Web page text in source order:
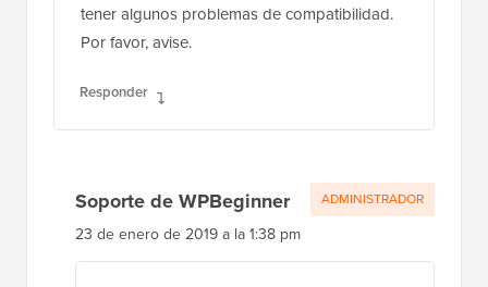
tener algunos problemas de compatibilidad.
Por favor, avise.
Responder
Soporte de WPBeginner
23 de enero de 2019 a la 1:38 pm
ADMINISTRADOR